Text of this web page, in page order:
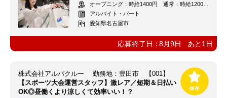
オープニング：時給1400円 通常：時給1200円～＋交通費全額支給
アルバイト・パート
愛知県名古屋市
応募終了日：8月9日 あと 1 日
株式会社アルバクルー 勤務地：豊田市 【001】
【スポーツ大会運営スタッフ】激レア／短期＆日払い
OK◎昼働くより涼しくて効率いい！？